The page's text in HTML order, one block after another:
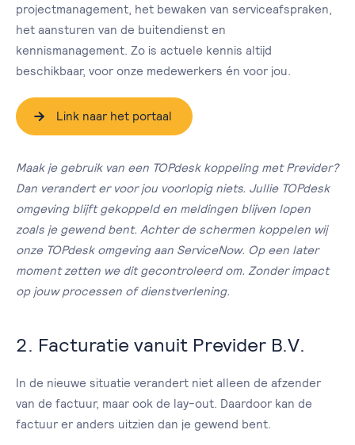
projectmanagement, het bewaken van serviceafspraken,
het aansturen van de buitendienst en
kennismanagement. Zo is actuele kennis altijd
beschikbaar, voor onze medewerkers én voor jou.
Link naar het portaal
Maak je gebruik van een TOPdesk koppeling met Previder?
Dan verandert er voor jou voorlopig niets. Jullie TOPdesk
omgeving blijft gekoppeld en meldingen blijven lopen
zoals je gewend bent. Achter de schermen koppelen wij
onze TOPdesk omgeving aan ServiceNow. Op een later
moment zetten we dit gecontroleerd om. Zonder impact
op jouw processen of dienstverlening.
2. Facturatie vanuit Previder B.V.
In de nieuwe situatie verandert niet alleen de afzender
van de factuur, maar ook de lay-out. Daardoor kan de
factuur er anders uitzien dan je gewend bent.